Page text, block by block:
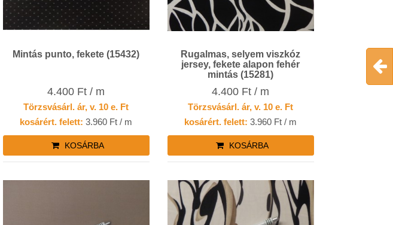
Mintás punto, fekete (15432)
4.400 Ft / m
Törzsvásárl. ár, v. 10 e. Ft
kosárért. felett: 3.960 Ft / m
KOSÁRBA
Rugalmas, selyem viszkóz
jersey, fekete alapon fehér
mintás (15281)
4.400 Ft / m
Törzsvásárl. ár, v. 10 e. Ft
kosárért. felett: 3.960 Ft / m
KOSÁRBA